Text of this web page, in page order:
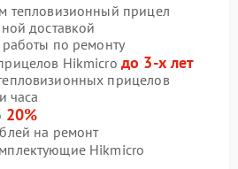
тепловизионный прицел
доставкой
по ремонту
Hikmicro до 3-х лет
прицелов
часа
20%
на ремонт
Hikmicro